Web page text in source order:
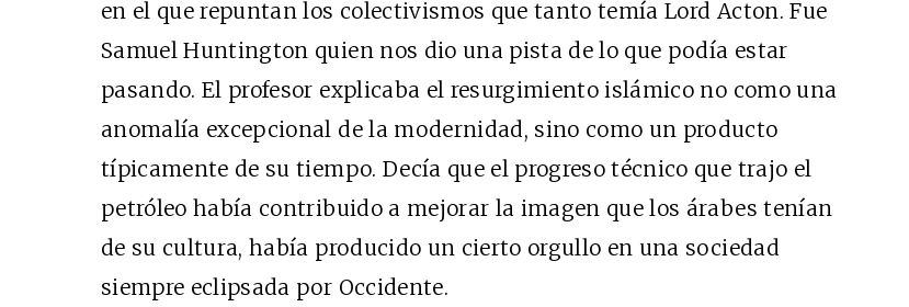
en el que repuntan los colectivismos que tanto temía Lord Acton. Fue
Samuel Huntington quien nos dio una pista de lo que podía estar
pasando. El profesor explicaba el resurgimiento islámico no como una
anomalía excepcional de la modernidad, sino como un producto
típicamente de su tiempo. Decía que el progreso técnico que trajo el
petróleo había contribuido a mejorar la imagen que los árabes tenían
de su cultura, había producido un cierto orgullo en una sociedad
siempre eclipsada por Occidente.